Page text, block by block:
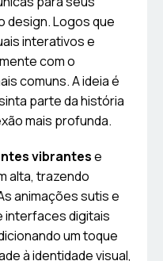
design. Logos que
interativos e
com o
comuns. A ideia é
parte da história
mais profunda.
vibrantese
alta, trazendo
animações sutis e
interfaces digitais
um toque
à identidade visual,